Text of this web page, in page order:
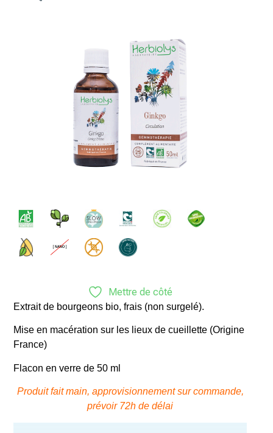
Mettre de côté
Extrait de bourgeons bio, frais (non surgelé).
Mise en macération sur les lieux de cueillette (Origine
France)
Flacon en verre de 50 ml
Produit fait main, approvisionnement sur commande,
prévoir 72h de délai